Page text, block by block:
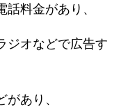
話料金があり、
ジオなどで広告す
あり、